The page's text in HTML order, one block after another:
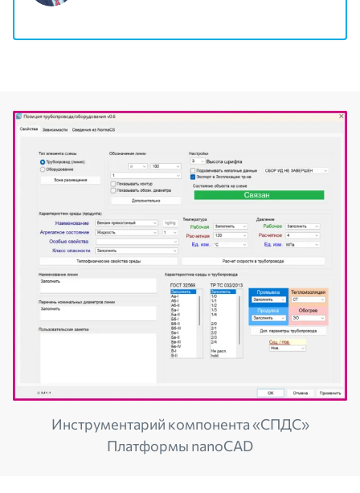
Инструментарий компонента «СПДС»
Платформы nanoCAD